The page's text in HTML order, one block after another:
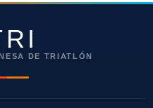
DE TRIATLÓN